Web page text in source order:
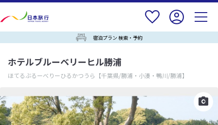
宿泊プラン 検索・予約
ホテルブルーベリーヒル勝浦
ほてるぶるーべりーひるかつうら 【千葉県/勝浦・小湊・鴨川/勝浦】